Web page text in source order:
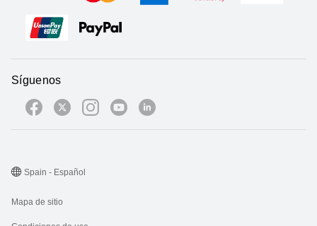
Síguenos
Mapa de sitio
Spain - Español